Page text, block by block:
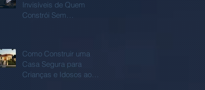
Invisíveis de Quem
Constrói Sem
Como Construir uma
Casa Segura para
Crianças e Idosos ao